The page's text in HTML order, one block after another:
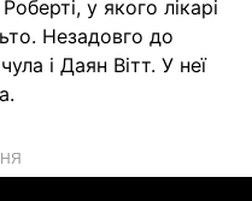
у якого лікарі
Незадовго до
і Даян Вітт. У неї